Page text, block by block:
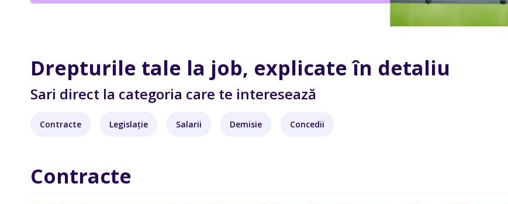
Drepturile tale la job, explicate în detaliu
Sari direct la categoria care te interesează
Contracte Legislație Salarii Demisie Concedii
Contracte